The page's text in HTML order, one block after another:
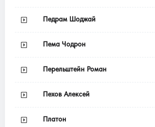
Педрам Шоджай
Пема Чодрон
Перельштейн Роман
Пехов Алексей
Платон